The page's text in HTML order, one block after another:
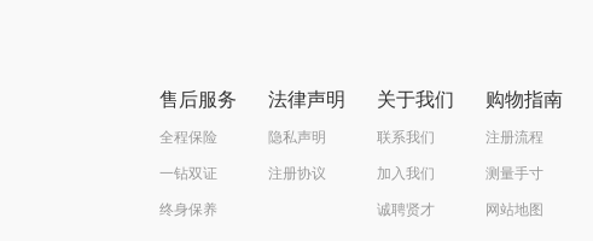
售后服务
全程保险
一钻双证
终身保养
法律声明
隐私声明
注册协议
关于我们
联系我们
加入我们
诚聘贤才
购物指南
注册流程
测量手寸
网站地图